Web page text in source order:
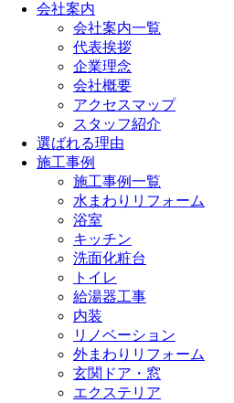
会社案内
会社案内一覧
代表挨拶
企業理念
会社概要
アクセスマップ
スタッフ紹介
選ばれる理由
施工事例
施工事例一覧
水まわりリフォーム
浴室
キッチン
洗面化粧台
トイレ
給湯器工事
内装
リノベーション
外まわりリフォーム
玄関ドア・窓
エクステリア